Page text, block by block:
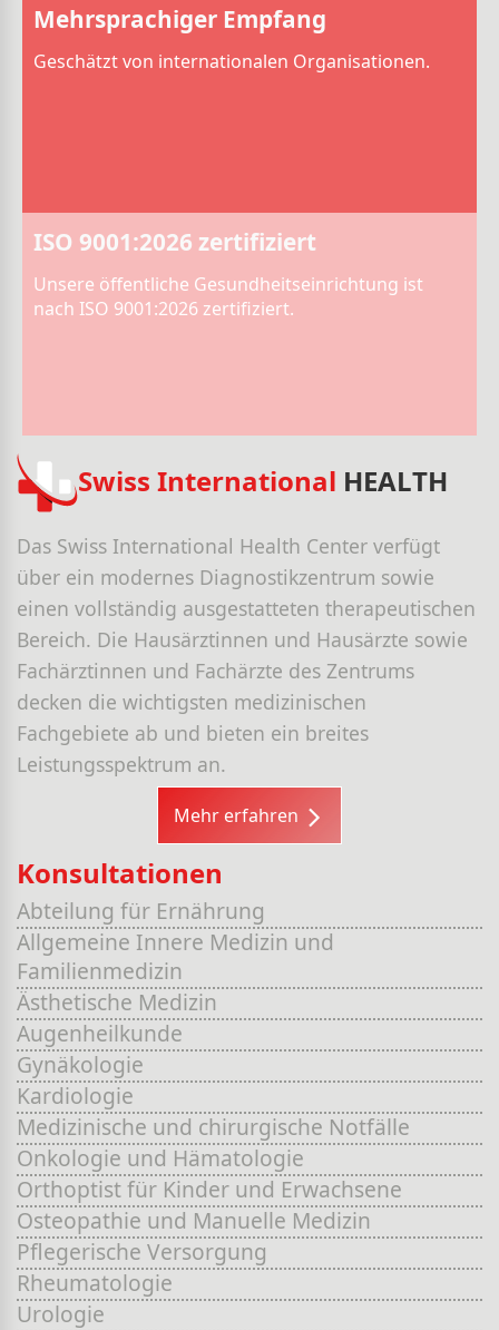
Mehrsprachiger Empfang
Geschätzt von internationalen Organisationen.
ISO 9001:2026 zertifiziert
Unsere öffentliche Gesundheitseinrichtung ist
nach ISO 9001:2026 zertifiziert.
Swiss International HEALTH
Das Swiss International Health Center verfügt
über ein modernes Diagnostikzentrum sowie
einen vollständig ausgestatteten therapeutischen
Bereich. Die Hausärztinnen und Hausärzte sowie
Fachärztinnen und Fachärzte des Zentrums
decken die wichtigsten medizinischen
Fachgebiete ab und bieten ein breites
Leistungsspektrum an.
Mehr erfahren
Konsultationen
Abteilung für Ernährung
Allgemeine Innere Medizin und
Familienmedizin
Ästhetische Medizin
Augenheilkunde
Gynäkologie
Kardiologie
Medizinische und chirurgische Notfälle
Onkologie und Hämatologie
Orthoptist für Kinder und Erwachsene
Osteopathie und Manuelle Medizin
Pflegerische Versorgung
Rheumatologie
Urologie